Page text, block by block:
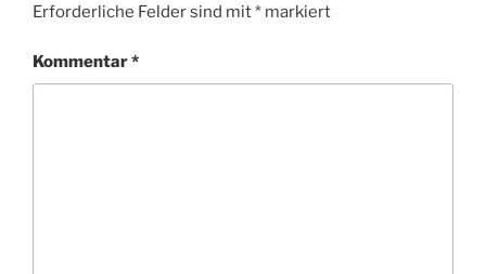
Erforderliche Felder sind mit* markiert
Kommentar*